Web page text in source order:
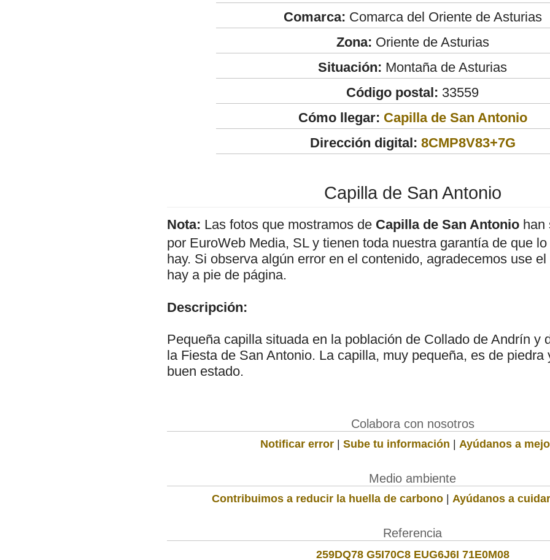
Comarca: Comarca del Oriente de Asturias
Zona: Oriente de Asturias
Situación: Montaña de Asturias
Código postal: 33559
Cómo llegar: Capilla de San Antonio
Dirección digital: 8CMP8V83+7G
Capilla de San Antonio
Nota: Las fotos que mostramos de Capilla de San Antonio han
por EuroWeb Media, SL y tienen toda nuestra garantía de que
hay. Si observa algún error en el contenido, agradecemos use
hay a pie de página.
Descripción:
Pequeña capilla situada en la población de Collado de Andrín y
la Fiesta de San Antonio. La capilla, muy pequeña, es de piedra
buen estado.
Colabora con nosotros
Notificar error | Sube tu información | Ayúdanos a
Medio ambiente
Contribuimos a reducir la huella de carbono | Ayúdanos a
Referencia
259DQ78 G5I70C8 EUG6J6I 71E0M08